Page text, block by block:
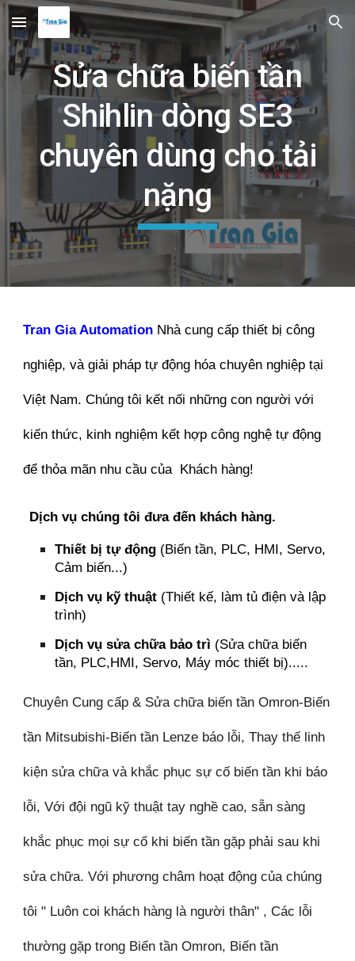
Skip to main content Skip to navigation
Sửa chữa biến tần
Shihlin dòng SE3
chuyên dùng cho tải
nặng
Tran Gia Automation Nhà cung cấp thiết bị công
nghiệp, và giải pháp tự động hóa chuyên nghiệp tại
Việt Nam. Chúng tôi kết nối những con người với
kiến thức, kinh nghiệm kết hợp công nghệ tự động
để thỏa mãn nhu cầu của Khách hàng!
Dịch vụ chúng tôi đưa đến khách hàng.
Thiết bị tự động (Biến tần, PLC, HMI, Servo,
Cảm biến...)
Dịch vụ kỹ thuật (Thiết kế, làm tủ điện và lập
trình)
Dịch vụ sửa chữa bảo trì (Sửa chữa biến
tần, PLC,HMI, Servo, Máy móc thiết bị).....
Chuyên Cung cấp & Sửa chữa biến tần Omron-Biến
tần Mitsubishi-Biến tần Lenze báo lỗi, Thay thế linh
kiện sửa chữa và khắc phục sự cố biến tần khi báo
lỗi, Với đội ngũ kỹ thuật tay nghề cao, sẵn sàng
khắc phục mọi sự cố khi biến tần gặp phải sau khi
sửa chữa. Với phương châm hoạt động của chúng
tôi " Luôn coi khách hàng là người thân" , Các lỗi
thường gặp trong Biến tần Omron, Biến tần